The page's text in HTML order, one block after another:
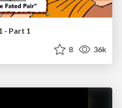
- Part 1
8 36k